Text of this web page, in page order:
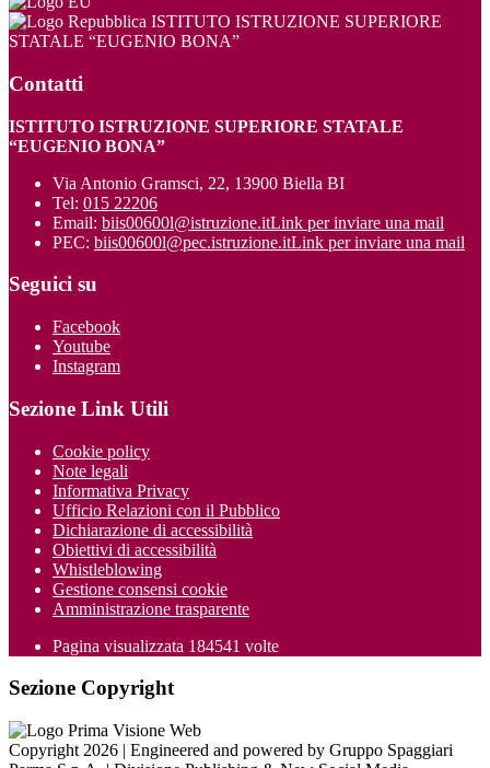
ISTITUTO ISTRUZIONE SUPERIORE
STATALE “EUGENIO BONA”
Contatti
ISTITUTO ISTRUZIONE SUPERIORE STATALE
“EUGENIO BONA”
Via Antonio Gramsci, 22, 13900 Biella BI
Tel: 015 22206
Email: biis00600l@istruzione.itLink per inviare una mail
PEC: biis00600l@pec.istruzione.itLink per inviare una mail
Seguici su
Facebook
Youtube
Instagram
Sezione Link Utili
Cookie policy
Note legali
Informativa Privacy
Ufficio Relazioni con il Pubblico
Dichiarazione di accessibilità
Obiettivi di accessibilità
Whistleblowing
Gestione consensi cookie
Amministrazione trasparente
Pagina visualizzata 184541 volte
Sezione Copyright
Copyright 2026 | Engineered and powered by Gruppo Spaggiari